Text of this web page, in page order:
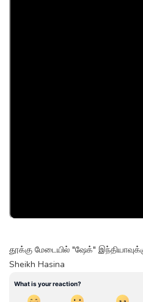
தூக்கு மேடையில் "ஷேக்"
Sheikh Hasina